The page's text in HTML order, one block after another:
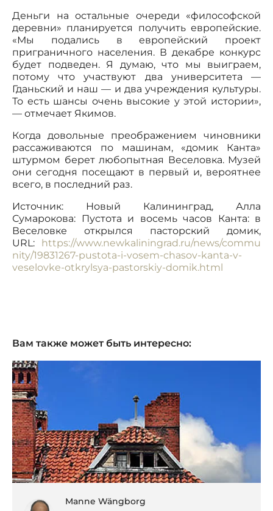
Деньги на остальные очереди «философской
деревни» планируется получить европейские.
«Мы подались в европейский проект
приграничного населения. В декабре конкурс
будет подведен. Я думаю, что мы выиграем,
потому что участвуют два университета —
Гданьский и наш — и два учреждения культуры.
То есть шансы очень высокие у этой истории»,
— отмечает Якимов.
Когда довольные преображением чиновники
рассаживаются по машинам, «домик Канта»
штурмом берет любопытная Веселовка. Музей
они сегодня посещают в первый и, вероятнее
всего, в последний раз.
Источник: Новый Калининград, Алла
Сумарокова: Пустота и восемь часов Канта: в
Веселовке открылся пасторский домик,
URL: https://www.newkaliningrad.ru/news/commu
nity/19831267-pustota-i-vosem-chasov-kanta-v-
veselovke-otkrylsya-pastorskiy-domik.html
Вам также может быть интересно:
Manne Wängborg